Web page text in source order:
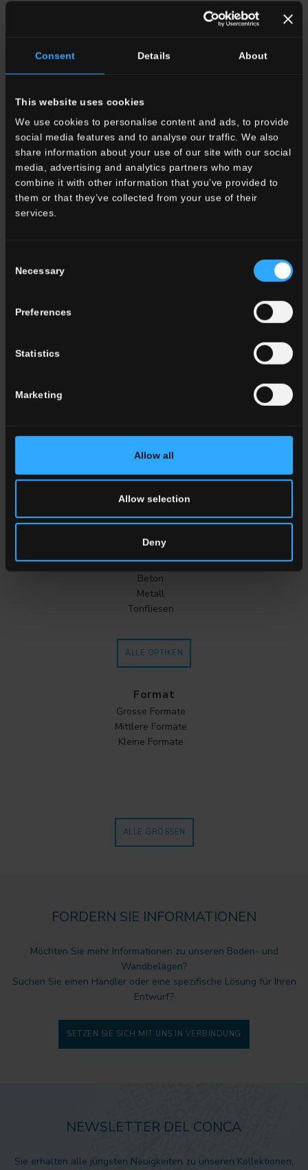
Consent Details About
This website uses cookies
We use cookies to personalise content and ads, to provide
social media features and to analyse our traffic. We also
share information about your use of our site with our social
media, advertising and analytics partners who may
combine it with other information that you’ve provided to
them or that they’ve collected from your use of their
services.
Selection
Necessary
Preferences
Statistics
Marketing
Allow all
Allow selection
Deny
Wohnraum
Esszimmere
Wohnzimmer
küche
ALLE FARBEN
Effekt
Stein
Holzoptik
Beton
Metall
Tonfliesen
ALLE OPTIKEN
Format
Grosse Formate
Mittlere Formate
Kleine Formate
ALLE GRÖSSEN
FORDERN SIE INFORMATIONEN
Möchten Sie mehr Informationen zu unseren Boden- und
Wandbelägen?
Suchen Sie einen Händler oder eine spezifische Lösung für Ihren
Entwurf?
SETZEN SIE SICH MIT UNS IN VERBINDUNG
NEWSLETTER DEL CONCA
Sie erhalten alle jüngsten Neuigkeiten zu unseren Kollektionen,